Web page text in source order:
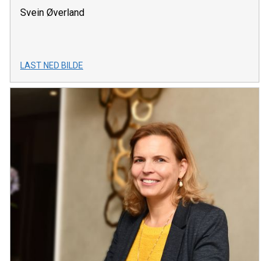
Svein Øverland
LAST NED BILDE